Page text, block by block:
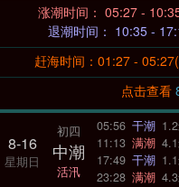
涨潮时间：
退潮时间：
赶海时间：01:27 -
点击查看
8-16
星期日
初四
中潮
活汛
05:56 干潮
11:13 满潮
17:49 干潮
23:28 满潮